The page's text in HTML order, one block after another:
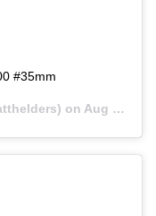
#35mm
on Aug 28, 2018 at 11:28am PDT